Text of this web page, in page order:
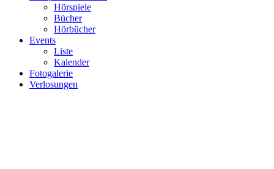
Hörspiele
Bücher
Hörbücher
Events
Liste
Kalender
Fotogalerie
Verlosungen